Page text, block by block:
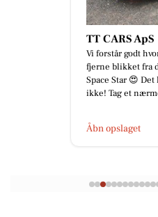
TT CARS ApS
Vi forstår godt
fjerne blikket fra
Space Star 😍
ikke! Tag et
Åbn opslaget